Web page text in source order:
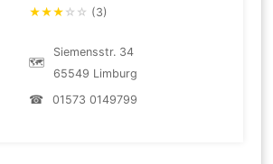
★★★ ☆ ☆ (3)
🗺
Siemensstr. 34
65549 Limburg
☎
01573 0149799